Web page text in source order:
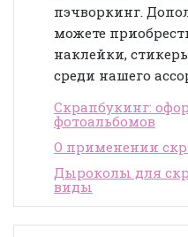
пэчворкинг.
можете
наклейки,
среди нашего
Скрапбукинг:
фотоальбомов
О применении
Дыроколы для
виды